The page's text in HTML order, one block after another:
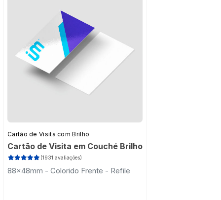
Cartão de Visita com Brilho
Cartão de Visita em Couché Brilho
(1931 avaliações)
88x48mm - Colorido Frente - Refile